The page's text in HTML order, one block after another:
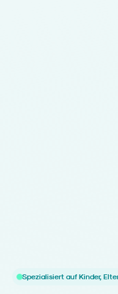
Spezialisiert auf Kinder,